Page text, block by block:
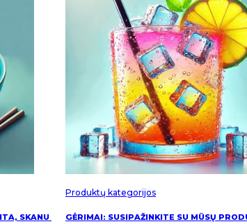
SKANU IR
Produktų kategorijos
GĖRIMAI: SUSIPAŽINKITE SU MŪSŲ